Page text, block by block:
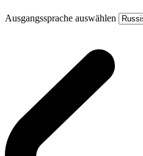
Ausgangssprache auswählen